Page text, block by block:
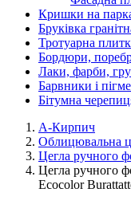
Кришки на
Бруківка
Тротуарна
Бордюри,
Лаки, фарби,
Барвники і
Бітумна
А-Кирпич
Облицювальна
Цегла ручного
Цегла ручного
Ecocolor